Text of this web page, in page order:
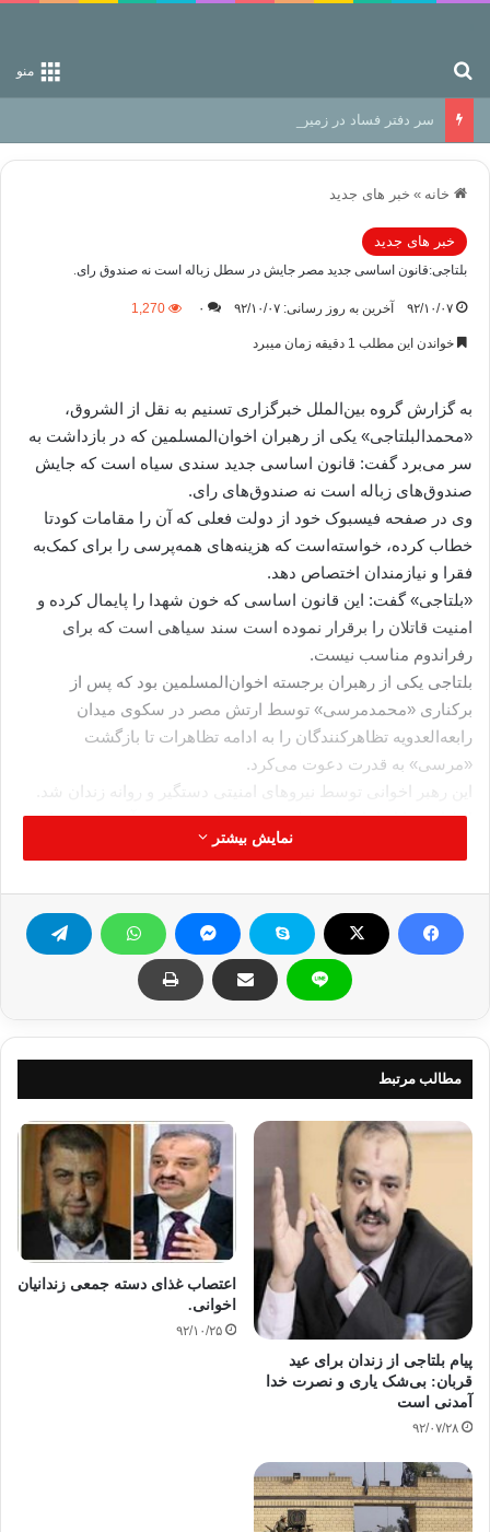
منو
سر دفتر فساد در زمین‌، دوری وکناره‌گیری از راه خداست‌!
خانه » خبر های جدید
خبر های جدید
بلتاجی:قانون اساسی جدید مصر جایش در سطل زباله است نه صندوق رای.
۹۲/۱۰/۰۷ آخرین به روز رسانی: ۹۲/۱۰/۰۷ ۰ 1,270
خواندن این مطلب 1 دقیقه زمان میبرد
به گزارش گروه بین‌الملل خبرگزاری تسنیم به نقل از الشروق،
«محمد‌البلتاجی» یکی از رهبران اخوان‌المسلمین که در بازداشت به
سر می‌برد گفت: قانون اساسی جدید سندی سیاه است که جایش
صندوق‌های زباله است نه صندوق‌های رای.
وی در صفحه فیسبوک خود از دولت فعلی که آن را مقامات کودتا
خطاب کرده، خواسته‌است که هزینه‌های همه‌پرسی را برای کمک‌به
فقرا و نیازمندان اختصاص دهد.
«بلتاجی» گفت: این قانون اساسی که خون شهدا را پایمال کرده و
امنیت قاتلان را برقرار نموده است سند سیاهی است که برای
رفراندوم مناسب نیست.
بلتاجی یکی از رهبران برجسته اخوان‌المسلمین بود که پس از
برکناری «محمد‌مرسی» توسط ارتش مصر در سکوی میدان
رابعه‌العدویه تظاهر‌کنندگان را به ادامه تظاهرات تا بازگشت
«مرسی» به قدرت دعوت می‌کرد.
این رهبر اخوانی توسط نیروهای امنیتی دستگیر و روانه زندان شد.
البلتاجی با اتهاماتی از جمله تشویق برای خشونت، آدم‌ربایی، شکنجه
غیرنظامیان و نیروهای پلیس در جریان تظاهرات حامیان اخوان
به سلاح روبروست.
البلتاجی از هفته‌ گذشته در زندان دست به اعتصاب غذا زده است و
اعتصاب غذای وی وارد روز هفتم خود شده است.
قانون اساسی جدید
کپی آدرس
نمایش بیشتر
مطالب مرتبط
پیام بلتاجی از زندان برای عید
قربان: بی‌شک یاری و نصرت خدا
آمدنی است
۹۲/۰۷/۲۸
اعتصاب غذای دسته جمعی زندانیان
اخوانی.
۹۲/۱۰/۲۵